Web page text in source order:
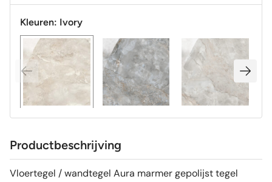
Kleuren: Ivory
Productbeschrijving
Vloertegel / wandtegel Aura marmer gepolijst tegel